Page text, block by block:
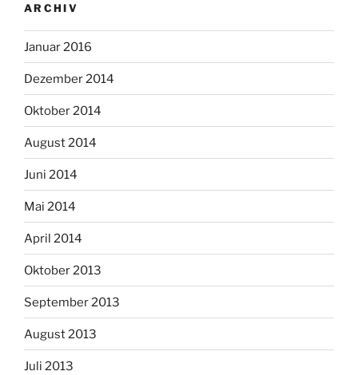
ARCHIV
Januar 2016
Dezember 2014
Oktober 2014
August 2014
Juni 2014
Mai 2014
April 2014
Oktober 2013
September 2013
August 2013
Juli 2013